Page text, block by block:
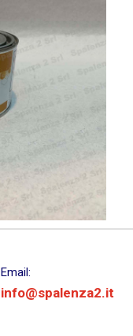
Email:
info@spalenza2.it